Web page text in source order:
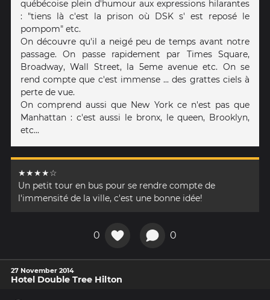
québécoise plein d'humour aux expressions hilarantes
: "tiens là c'est la prison où DSK s' est reposé le
pompom" etc.
On découvre qu'il a neigé peu de temps avant notre
passage. On passe rapidement par Times Square,
Broadway, Wall Street, la 5eme avenue etc. On se
rend compte que c'est immense ... des grattes ciels à
perte de vue.
On comprend aussi que New York ce n'est pas que
Manhattan : c'est aussi le bronx, le queen, Brooklyn,
etc...
★★★★☆
Un petit tour en bus pour se rendre compte de
l'immensité de la ville, c'est une bonne idée!
0 0
27 November 2014
Hotel Double Tree Hilton